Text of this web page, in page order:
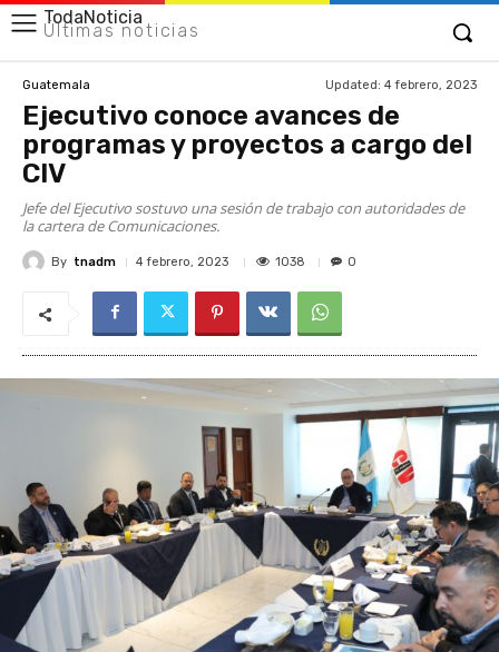
TodaNoticia
Últimas noticias
Guatemala Updated: 4 febrero, 2023
Ejecutivo conoce avances de
programas y proyectos a cargo del
CIV
Jefe del Ejecutivo sostuvo una sesión de trabajo con autoridades de
la cartera de Comunicaciones.
By tnadm 4 febrero, 2023 1038 0